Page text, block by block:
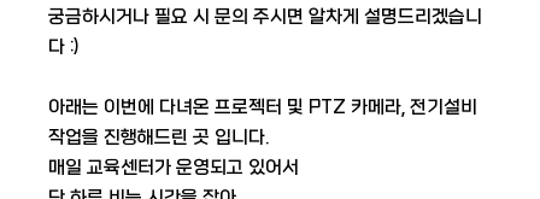
궁금하시거나 필요 시 문의 주시면 알차게 설명드리겠습니
다 :)
아래는 이번에 다녀온 프로젝터 및 PTZ 카메라, 전기설비
작업을 진행해드린 곳 입니다.
매일 교육센터가 운영되고 있어서